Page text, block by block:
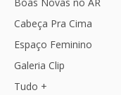
Boas Novas no AR
Cabeça Pra Cima
Espaço Feminino
Galeria Clip
Tudo +